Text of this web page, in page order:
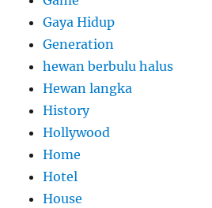
Gaya Hidup
Generation
hewan berbulu halus
Hewan langka
History
Hollywood
Home
Hotel
House